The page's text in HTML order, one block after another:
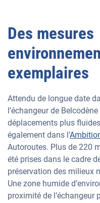
Des mesures
exemplaires
Attendu de longue date
l’échangeur de
déplacements plus
également dans l’
Autoroutes. Plus de 220
été prises dans le cadre
préservation des milieux
Une zone humide
proximité de l’échangeur